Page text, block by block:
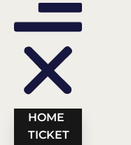
HOME
TICKET